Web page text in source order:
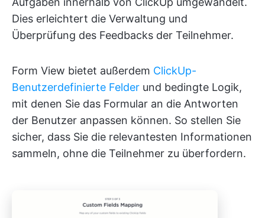
Dies erleichtert die Verwaltung und
Überprüfung des Feedbacks der Teilnehmer.
Form View bietet außerdem ClickUp-
Benutzerdefinierte Felder und bedingte Logik,
mit denen Sie das Formular an die Antworten
der Benutzer anpassen können. So stellen Sie
sicher, dass Sie die relevantesten Informationen
sammeln, ohne die Teilnehmer zu überfordern.